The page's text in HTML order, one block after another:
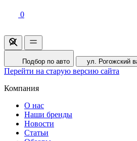
0
Подбор по авто ул. Рогожский
Перейти на старую версию сайта
Компания
О нас
Наши бренды
Новости
Статьи